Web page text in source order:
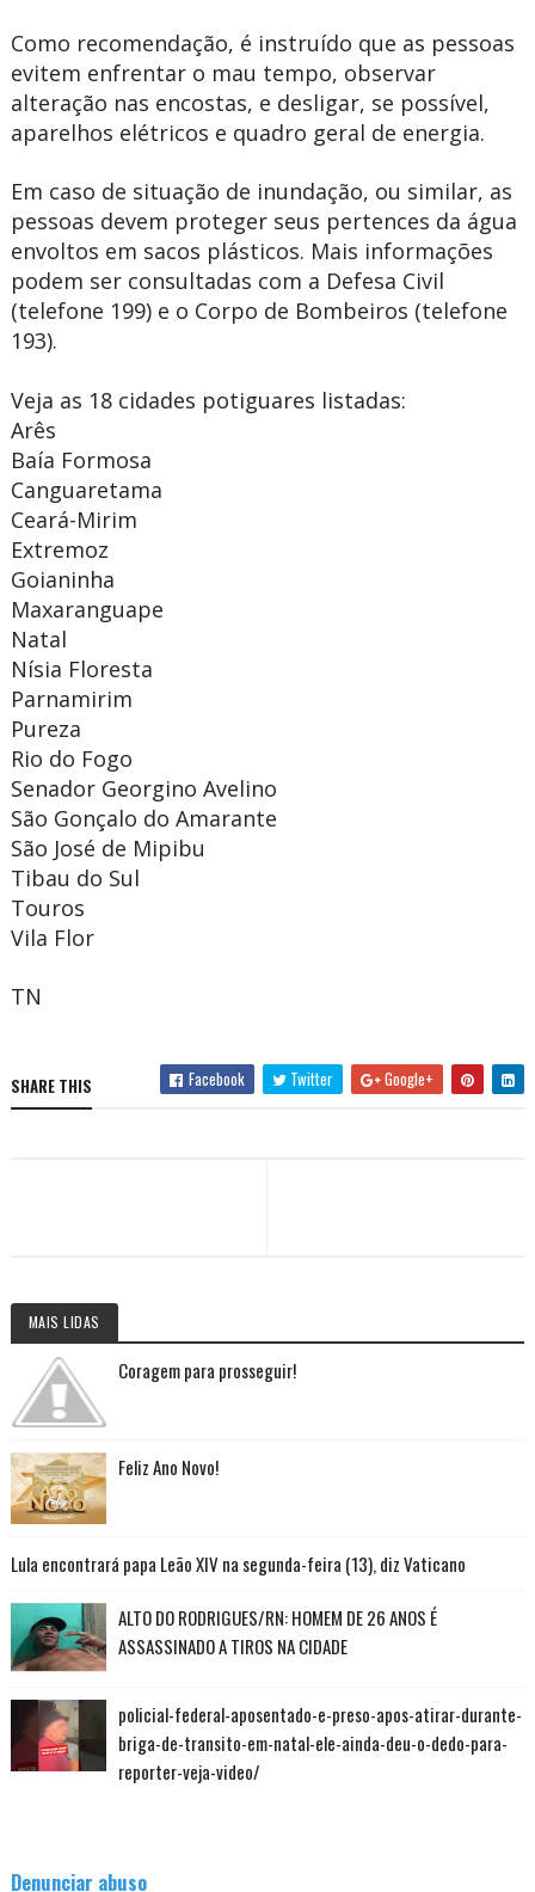
Como recomendação, é instruído que as pessoas
evitem enfrentar o mau tempo, observar
alteração nas encostas, e desligar, se possível,
aparelhos elétricos e quadro geral de energia.
Em caso de situação de inundação, ou similar, as
pessoas devem proteger seus pertences da água
envoltos em sacos plásticos. Mais informações
podem ser consultadas com a Defesa Civil
(telefone 199) e o Corpo de Bombeiros (telefone
193).
Veja as 18 cidades potiguares listadas:
Arês
Baía Formosa
Canguaretama
Ceará-Mirim
Extremoz
Goianinha
Maxaranguape
Natal
Nísia Floresta
Parnamirim
Pureza
Rio do Fogo
Senador Georgino Avelino
São Gonçalo do Amarante
São José de Mipibu
Tibau do Sul
Touros
Vila Flor
TN
SHARE THIS Facebook Twitter Google+
MAIS LIDAS
Coragem para prosseguir!
Feliz Ano Novo!
Lula encontrará papa Leão XIV na segunda-feira (13), diz Vaticano
ALTO DO RODRIGUES/RN: HOMEM DE 26 ANOS É
ASSASSINADO A TIROS NA CIDADE
policial-federal-aposentado-e-preso-apos-atirar-durante-
briga-de-transito-em-natal-ele-ainda-deu-o-dedo-para-
reporter-veja-video/
Denunciar abuso